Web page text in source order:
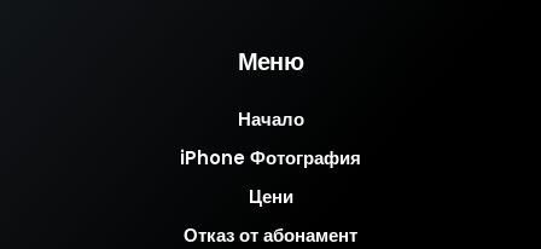
Меню
Начало
iPhone Фотография
Цени
Отказ от абонамент